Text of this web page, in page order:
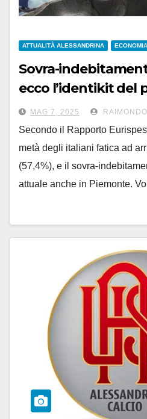
ATTUALITÀ ALESSANDRINA ECONOMIA
Sovra-
ecco l’identikit del
Alessandria a metà
MAG 7, 2025
Secondo il Rapporto
metà degli italiani fatica ad
(57,4%), e il sovra-
attuale anche in Piemonte.